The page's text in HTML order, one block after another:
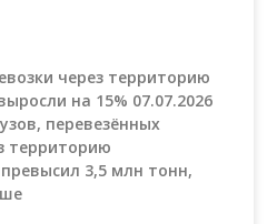
через территорию
на 15% 07.07.2026
перевезённых
территорию
3,5 млн тонн,